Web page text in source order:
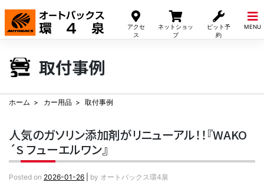
アクセ
ス
ネットショッ
プ
ピット予
約
MENU
Skip
content
取付事例
ホーム カー用品 取付事例
人気のガソリン添加剤がリニューアル！！『WAKO
´S フューエルワン』
Posted on 2026-01-26 by オートバックス環4泉